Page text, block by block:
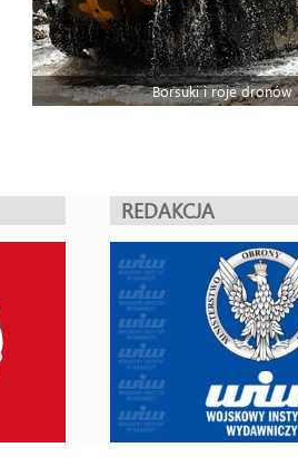
Borsuki i roje dronów
REDAKCJA